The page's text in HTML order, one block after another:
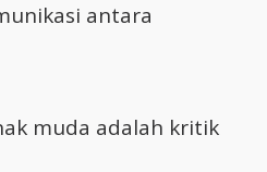
antara
muda adalah kritik